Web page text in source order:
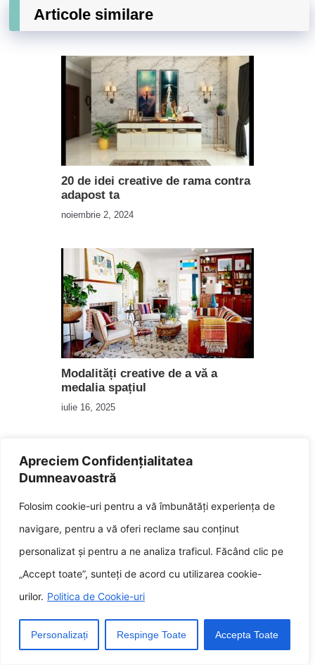
Apreciem Confidențialitatea
Dumneavoastră
Folosim cookie-uri pentru a vă îmbunătăți experiența de
navigare, pentru a vă oferi reclame sau conținut
personalizat și pentru a ne analiza traficul. Făcând clic pe
„Accept toate”, sunteți de acord cu utilizarea cookie-
urilor. Politica de Cookie-uri
Personalizați Respinge Toate Accepta Toate
Articole similare
20 de idei creative de rama contra
adapost ta
noiembrie 2, 2024
Modalități creative de a vă a
medalia spațiul
iulie 16, 2025
momentos la mijlocul secolului 10
idei de încercat